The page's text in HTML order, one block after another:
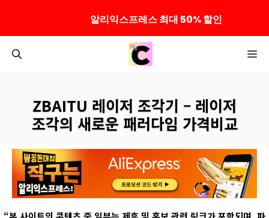
ZBAITU 레이저 조각기 – 레이저
조각의 새로운 패러다임 가격비교
알리익스프레스 최대 50% 할인